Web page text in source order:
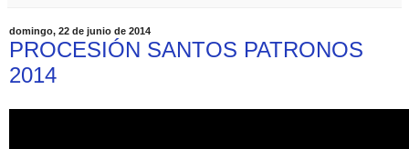
domingo, 22 de junio de 2014
PROCESIÓN SANTOS PATRONOS
2014